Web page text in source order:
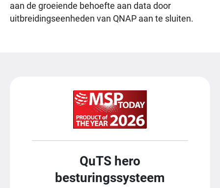
aan de groeiende behoefte aan data door
uitbreidingseenheden van QNAP aan te sluiten.
QuTS hero
besturingssysteem